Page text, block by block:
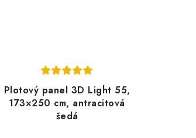
Plotový panel 3D Light 55,
173×250 cm, antracitová
šedá